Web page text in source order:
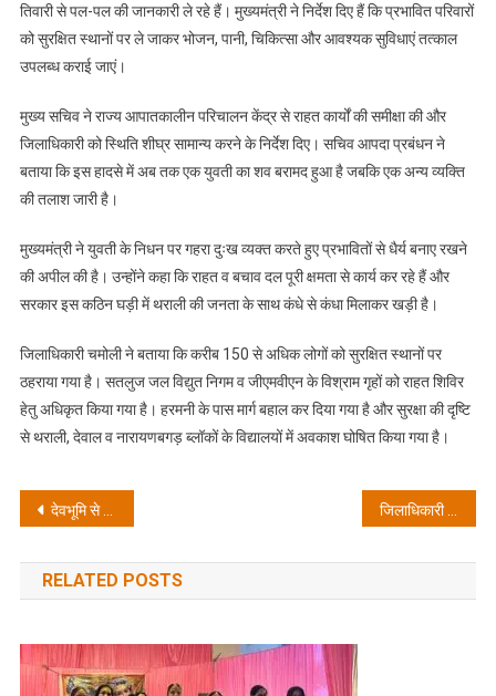
एवं
बचाव
पर
जारी,
तिवारी से पल-पल की जानकारी ले रहे हैं। मुख्यमंत्री ने निर्देश दिए हैं कि प्रभावित परिवारों
को सुरक्षित स्थानों पर ले जाकर भोजन, पानी, चिकित्सा और आवश्यक सुविधाएं तत्काल
उपलब्ध कराई जाएं।
मुख्य सचिव ने राज्य आपातकालीन परिचालन केंद्र से राहत कार्यों की समीक्षा की और
जिलाधिकारी को स्थिति शीघ्र सामान्य करने के निर्देश दिए। सचिव आपदा प्रबंधन ने
बताया कि इस हादसे में अब तक एक युवती का शव बरामद हुआ है जबकि एक अन्य व्यक्ति
की तलाश जारी है।
मुख्यमंत्री ने युवती के निधन पर गहरा दुःख व्यक्त करते हुए प्रभावितों से धैर्य बनाए रखने
की अपील की है। उन्होंने कहा कि राहत व बचाव दल पूरी क्षमता से कार्य कर रहे हैं और
सरकार इस कठिन घड़ी में थराली की जनता के साथ कंधे से कंधा मिलाकर खड़ी है।
जिलाधिकारी चमोली ने बताया कि करीब 150 से अधिक लोगों को सुरक्षित स्थानों पर
ठहराया गया है। सतलुज जल विद्युत निगम व जीएमवीएन के विश्राम गृहों को राहत शिविर
हेतु अधिकृत किया गया है। हरमनी के पास मार्ग बहाल कर दिया गया है और सुरक्षा की दृष्टि
से थराली, देवाल व नारायणबगड़ ब्लॉकों के विद्यालयों में अवकाश घोषित किया गया है।
Post
navigation
देवभूमि से खेलभूमि तक: मुख्यमंत्री धामी ने एशियन ओपन शॉर्ट ट्रैक स्पीड स्केटिंग ट्रॉफी-2025 के समापन समारोह में की शिरकत जिलाधिकारी प्रशांत आर्य ने यमुनोत्री राष्ट्रीय राजमार्ग का किया निरीक्षण, भूधंसाव प्रभावित मार्ग जल्द होगा सुचारू
RELATED POSTS